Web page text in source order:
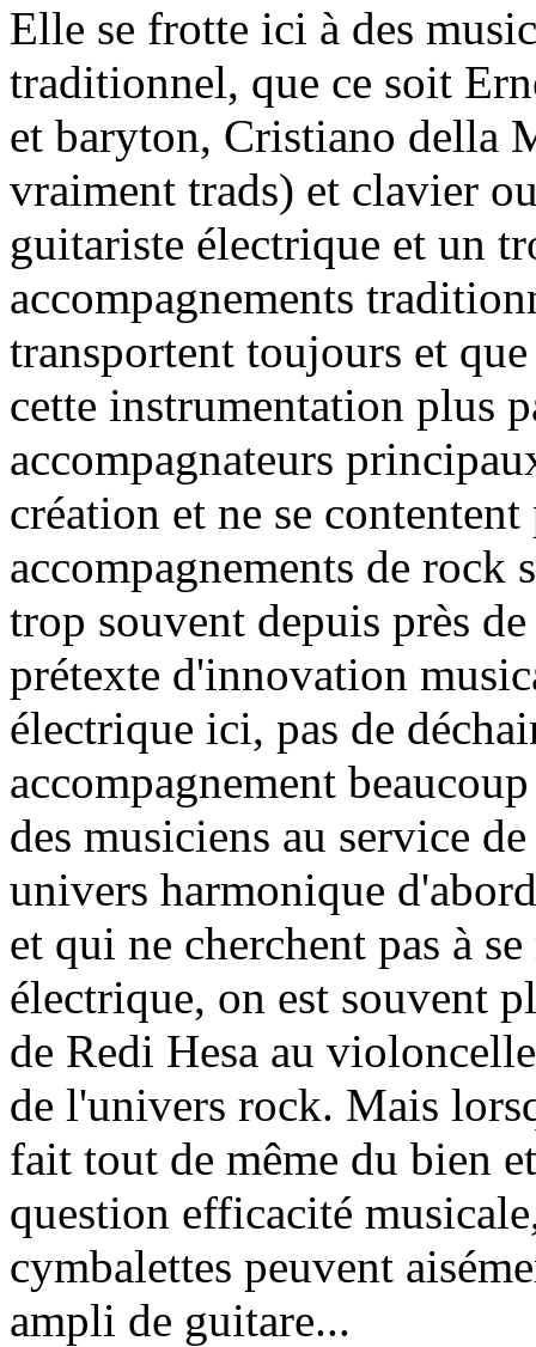
Elle se frotte ici à des
traditionnel, que ce soit
et baryton, Cristiano della
vraiment trads) et clavier
guitariste électrique et un
accompagnements
transportent toujours et
cette instrumentation plus
accompagnateurs
création et ne se contentent
accompagnements de rock
trop souvent depuis près
prétexte d'innovation
électrique ici, pas de
accompagnement
des musiciens au service
univers harmonique
et qui ne cherchent pas à
électrique, on est souvent
de Redi Hesa au
de l'univers rock. Mais
fait tout de même du bien
question efficacité
cymbalettes peuvent
ampli de guitare...